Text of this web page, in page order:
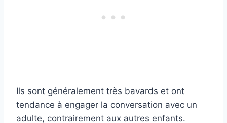
Ils sont généralement très bavards et ont
tendance à engager la conversation avec un
adulte, contrairement aux autres enfants.